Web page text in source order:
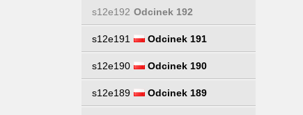
s12e192 Odcinek 192
s12e191 Odcinek 191
s12e190 Odcinek 190
s12e189 Odcinek 189